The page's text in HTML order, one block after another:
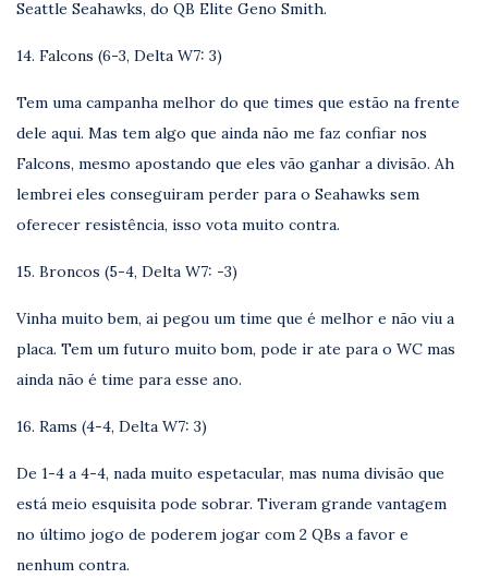
Seattle Seahawks, do QB Elite Geno Smith.
14. Falcons (6-3, Delta W7: 3)
Tem uma campanha melhor do que times que estão na frente
dele aqui. Mas tem algo que ainda não me faz confiar nos
Falcons, mesmo apostando que eles vão ganhar a divisão. Ah
lembrei eles conseguiram perder para o Seahawks sem
oferecer resistência, isso vota muito contra.
15. Broncos (5-4, Delta W7: -3)
Vinha muito bem, ai pegou um time que é melhor e não viu a
placa. Tem um futuro muito bom, pode ir ate para o WC mas
ainda não é time para esse ano.
16. Rams (4-4, Delta W7: 3)
De 1-4 a 4-4, nada muito espetacular, mas numa divisão que
está meio esquisita pode sobrar. Tiveram grande vantagem
no último jogo de poderem jogar com 2 QBs a favor e
nenhum contra.